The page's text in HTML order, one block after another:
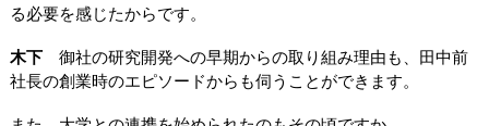
る必要を感じたからです。
木下御社の研究開発への早期からの取り組み理由も、田中前
社長の創業時のエピソードからも伺うことができます。